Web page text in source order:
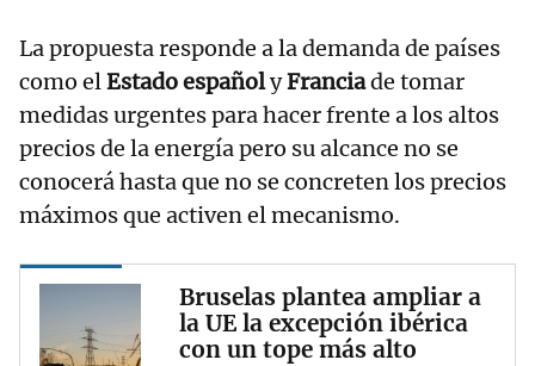
La propuesta responde a la demanda de países
como elEstado españolyFranciade tomar
medidas urgentes para hacer frente a los altos
precios de la energía pero su alcance no se
conocerá hasta que no se concreten los precios
máximos que activen el mecanismo.
Bruselas plantea ampliar a
la UE la excepción ibérica
con un tope más alto